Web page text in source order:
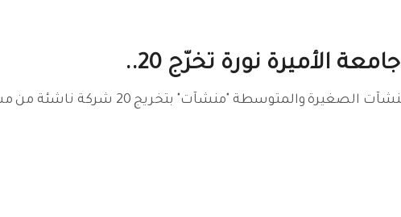
الأميرة نورة تخرّج 20..
احتفت الهيئة العامة للمنشآت